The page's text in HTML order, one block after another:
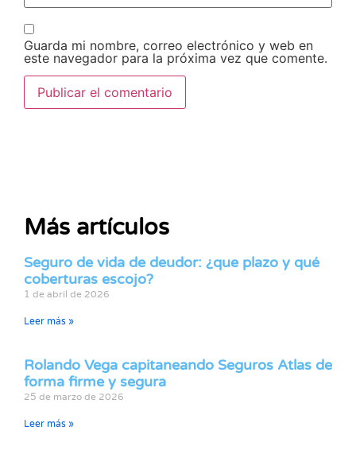
Guarda mi nombre, correo electrónico y web en
este navegador para la próxima vez que comente.
Más artículos
Seguro de vida de deudor: ¿que plazo y qué
coberturas escojo?
1 de abril de 2026
Leer más »
Rolando Vega capitaneando Seguros Atlas de
forma firme y segura
25 de marzo de 2026
Leer más »